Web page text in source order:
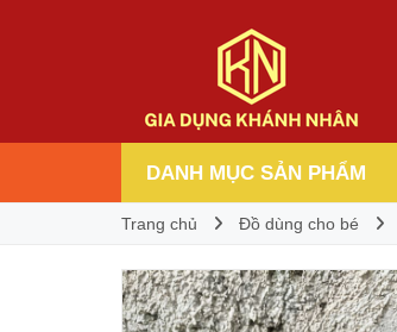
DANH MỤC SẢN PHẨM
Trang chủ Đồ dùng cho bé
Giá bán: 39.000₫